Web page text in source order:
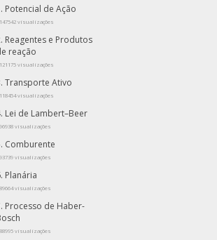
Potencial de Ação
147542 visualizações
Reagentes e Produtos
reação
121175 visualizações
Transporte Ativo
118454 visualizações
Lei de Lambert–Beer
96938 visualizações
Comburente
93739 visualizações
Planária
89664 visualizações
Processo de Haber-
88995 visualizações